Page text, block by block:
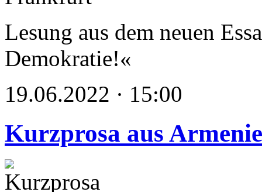
Lesung aus dem neuen
Demokratie!«
19.06.2022 · 15:00
Kurzprosa aus